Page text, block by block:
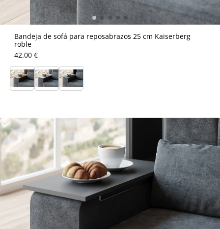
Bandeja de sofá para reposabrazos 25 cm Kaiserberg
roble
42.00 €